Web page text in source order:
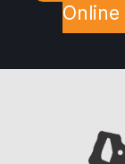
Online